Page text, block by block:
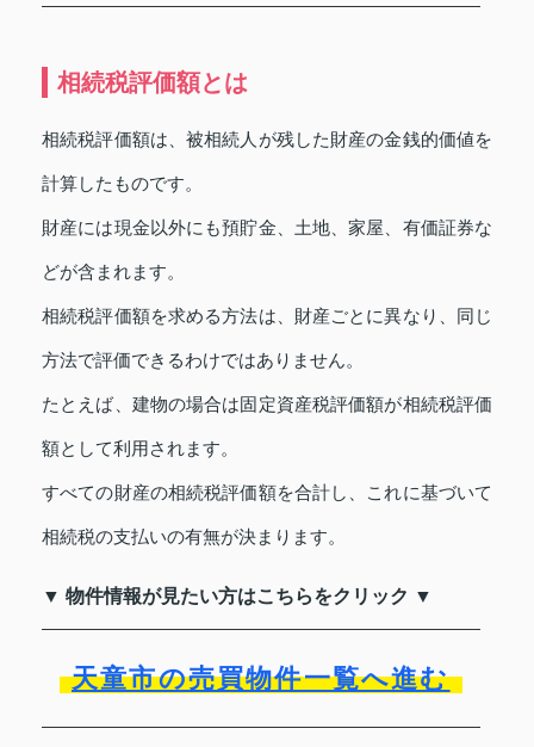
相続税評価額とは
相続税評価額は、被相続人が残した財産の金銭的価値を
計算したものです。
財産には現金以外にも預貯金、土地、家屋、有価証券な
どが含まれます。
相続税評価額を求める方法は、財産ごとに異なり、同じ
方法で評価できるわけではありません。
たとえば、建物の場合は固定資産税評価額が相続税評価
額として利用されます。
すべての財産の相続税評価額を合計し、これに基づいて
相続税の支払いの有無が決まります。
▼ 物件情報が見たい方はこちらをクリック ▼
天童市の売買物件一覧へ進む